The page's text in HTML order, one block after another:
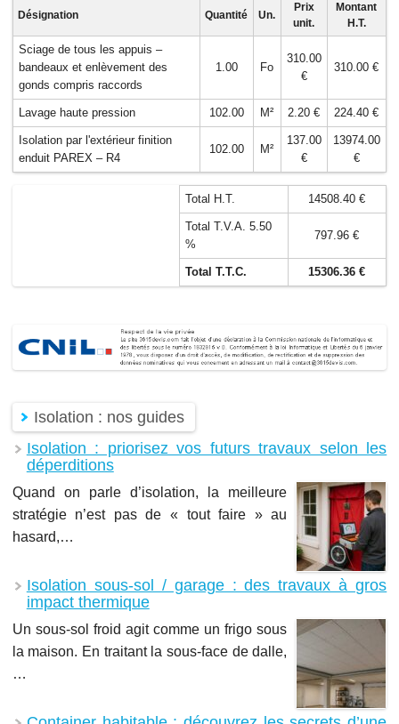
Désignation Quantité Un.
Prix
unit.
Montant
H.T.
Sciage de tous les appuis –
bandeaux et enlèvement des
gonds compris raccords
1.00 Fo
310.00
€
310.00 €
Lavage haute pression 102.00 M² 2.20 € 224.40 €
Isolation par l'extérieur finition
enduit PAREX – R4
102.00 M²
137.00
€
13974.00
€
Total H.T. 14508.40 €
Total T.V.A. 5.50
%
797.96 €
Total T.T.C. 15306.36 €
Isolation : nos guides
Isolation : priorisez vos futurs travaux selon les
déperditions
Quand on parle d’isolation, la meilleure
stratégie n’est pas de « tout faire » au
hasard,…
Isolation sous-sol / garage : des travaux à gros
impact thermique
Un sous-sol froid agit comme un frigo sous
la maison. En traitant la sous-face de dalle,
…